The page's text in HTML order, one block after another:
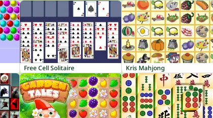
Free Cell Solitaire Kris Mahjong